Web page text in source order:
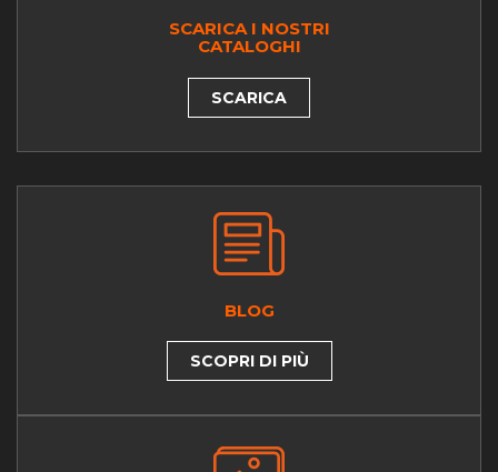
SCARICA I NOSTRI
CATALOGHI
SCARICA
BLOG
SCOPRI DI PIÙ